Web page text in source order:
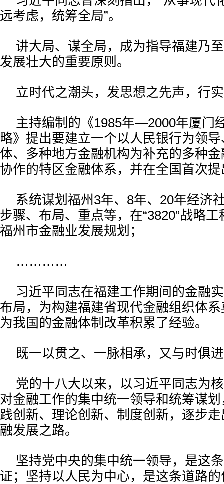
远考虑，统筹全局”。
讲大局、谋全局，成为指导福建乃
发展壮大的重要原则。
立时代之潮头，发思想之先声，行
主持编制的《1985年—2000年厦门
略》提出要建立一个以人民银行为领
体、多种地方金融机构为补充的多种
协作的特区金融体系，并在全国首次提
系统谋划福州3年、8年、20年经济
步骤、布局、重点等，在“3820”战略
福州市金融业发展规划；
…………
习近平同志在福建工作期间的金融
布局，为构建福建省现代金融组织体
为我国的金融体制改革积累了经验。
既一以贯之、一脉相承，又与时俱
党的十八大以来，以习近平同志为
对金融工作的集中统一领导和统筹谋
践创新、理论创新、制度创新，逐步
融发展之路。
坚持党中央的集中统一领导，是这
证；坚持以人民为中心，是这条道路